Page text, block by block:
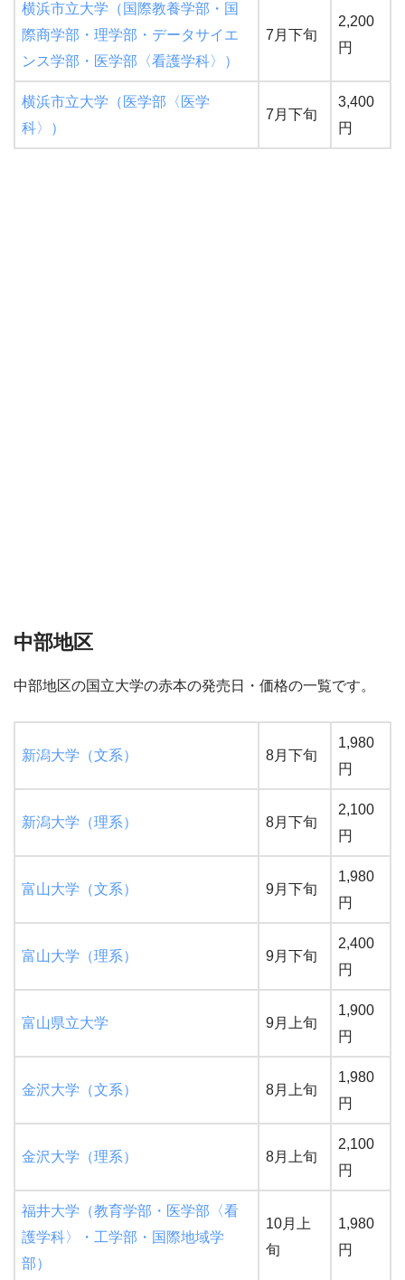
横浜市立大学（国際教養学部・国
際商学部・理学部・データサイエ
ンス学部・医学部〈看護学科〉）
7月下旬
2,200
円
横浜市立大学（医学部〈医学
科〉）
7月下旬
3,400
円
中部地区
中部地区の国立大学の赤本の発売日・価格の一覧です。
新潟大学（文系） 8月下旬
1,980
円
新潟大学（理系） 8月下旬
2,100
円
富山大学（文系） 9月下旬
1,980
円
富山大学（理系） 9月下旬
2,400
円
富山県立大学 9月上旬
1,900
円
金沢大学（文系） 8月上旬
1,980
円
金沢大学（理系） 8月上旬
2,100
円
福井大学（教育学部・医学部〈看
護学科〉・工学部・国際地域学
部）
10月上
旬
1,980
円